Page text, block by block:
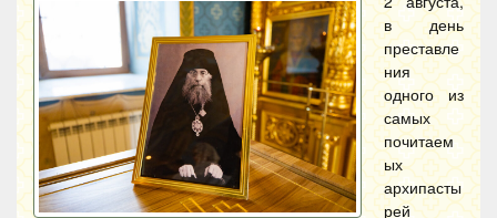
в день
преставле
ния
одного из
самых
почитаем
ых
архипасты
рей